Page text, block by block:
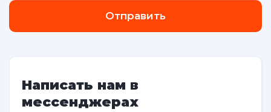
Отправить
Написать нам в
мессенджерах